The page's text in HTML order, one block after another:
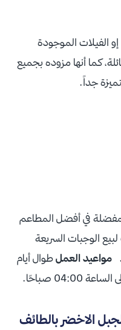
الفيلات الموجودة
كما أنها مزوده بجميع
جداً.
في أفضل المطاعم
الوجبات السريعة
مواعيد العملطوال أيام
الاخضر بالطائف